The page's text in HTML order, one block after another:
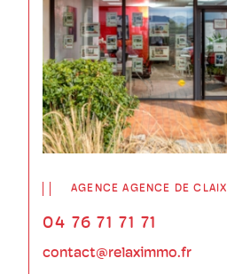
AGENCE AGENCE DE CLAIX
04 76 71 71 71
contact@relaximmo.fr